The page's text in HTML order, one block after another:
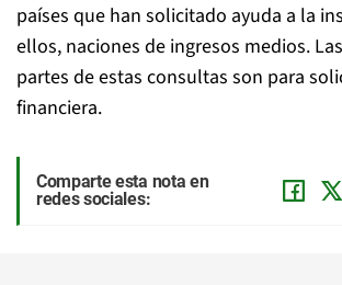
países que han solicitado ayuda a la
ellos, naciones de ingresos medios.
partes de estas consultas son para
financiera.
Comparte esta nota en
redes sociales: